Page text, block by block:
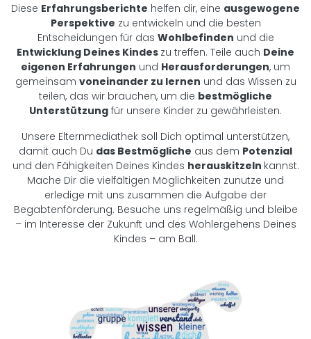
Diese Erfahrungsberichte helfen dir, eine ausgewogene
Perspektive zu entwickeln und die besten
Entscheidungen für das Wohlbefinden und die
Entwicklung Deines Kindes zu treffen. Teile auch Deine
eigenen Erfahrungen und Herausforderungen, um
gemeinsam voneinander zu lernen und das Wissen zu
teilen, das wir brauchen, um die bestmögliche
Unterstützung für unsere Kinder zu gewährleisten.
Unsere Elternmediathek soll Dich optimal unterstützen,
damit auch Du das Bestmögliche aus dem Potenzial
und den Fähigkeiten Deines Kindes herauskitzeln kannst.
Mache Dir die vielfältigen Möglichkeiten zunutze und
erledige mit uns zusammen die Aufgabe der
Begabtenförderung. Besuche uns regelmäßig und bleibe
– im Interesse der Zukunft und des Wohlergehens Deines
Kindes – am Ball.